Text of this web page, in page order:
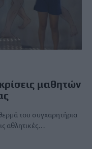
μαθητών
του συγχαρητήρια
αθλητικές…